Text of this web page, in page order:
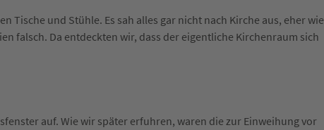
Tische und Stühle. Es sah alles gar nicht nach Kirche aus, eher wie
falsch. Da entdeckten wir, dass der eigentliche Kirchenraum sich
auf. Wie wir später erfuhren, waren die zur Einweihung vor